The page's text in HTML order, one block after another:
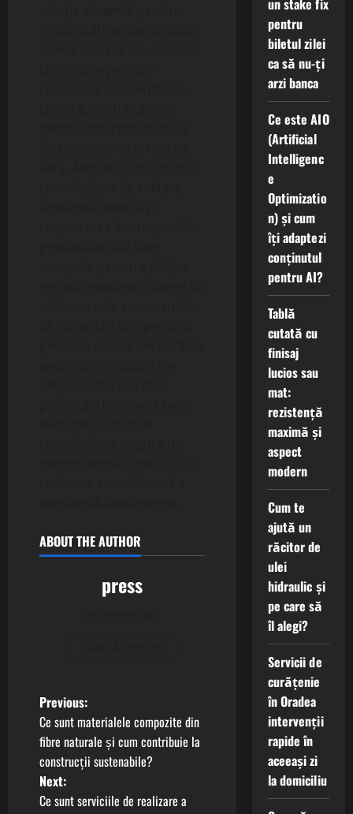
ABOUT THE AUTHOR
press
P
o
s
Previous:
Ce sunt materialele compozite din
fibre naturale și cum contribuie la
construcții sustenabile?
Next:
Ce sunt serviciile de realizare a
un stake fix
pentru
biletul zilei
ca să nu-ți
arzi banca
Ce este AIO
(Artificial
Intelligenc
e
Optimizatio
n) și cum
îți adaptezi
conținutul
pentru AI?
Tablă
cutată cu
finisaj
lucios sau
mat:
rezistență
maximă și
aspect
modern
Cum te
ajută un
răcitor de
ulei
hidraulic și
pe care să
îl alegi?
Servicii de
curățenie
în Oradea
intervenții
rapide în
aceeași zi
la domiciliu